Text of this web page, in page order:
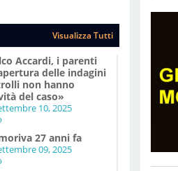
Visualizza Tutti
Accardi, i parenti
delle indagini
non hanno
del caso»
10, 2025
27 anni fa
09, 2025